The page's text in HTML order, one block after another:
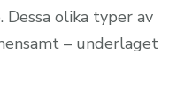
olika typer av
– underlaget